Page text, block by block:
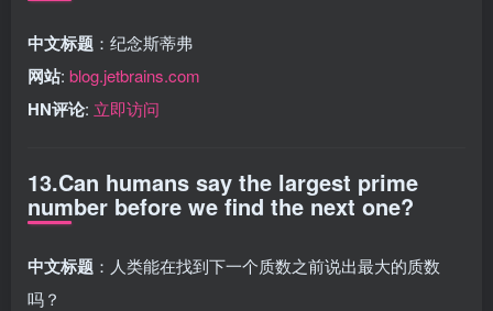
中文标题 ：纪念斯蒂弗
网站: blog.jetbrains.com
HN评论: 立即访问
13.Can humans say the largest prime
number before we find the next one?
中文标题 ：人类能在找到下一个质数之前说出最大的质数
吗？